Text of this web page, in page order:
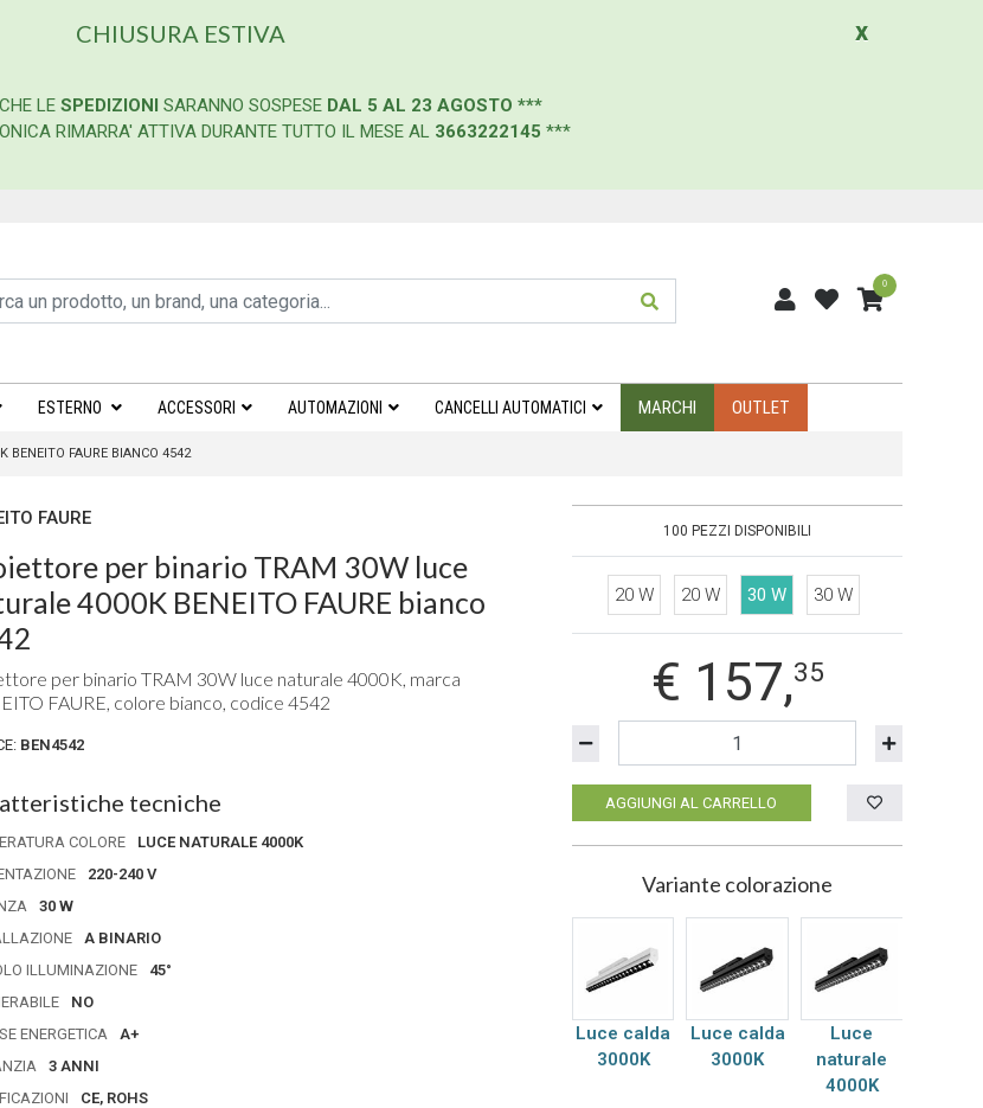
x
CHIUSURA ESTIVA
LE SPEDIZIONI SARANNO SOSPESE DAL 5 AL 23 AGOSTO ***
RIMARRA' ATTIVA DURANTE TUTTO IL MESE AL 3663222145 ***
0
ESTERNO ACCESSORI AUTOMAZIONI CANCELLI AUTOMATICI MARCHI OUTLET
BENEITO FAURE BIANCO 4542
FAURE
4000K BENEITO FAURE bianco
per binario TRAM 30W luce naturale 4000K, marca
FAURE, colore bianco, codice 4542
BEN4542
tecniche
COLORE
LUCE NATURALE 4000K
220-240 V
30 W
A BINARIO
ILLUMINAZIONE
45°
NO
ENERGETICA
A+
3 ANNI
CE, ROHS
100 PEZZI DISPONIBILI
20 W 20 W 30 W 30 W
€ 157,35
AGGIUNGI AL CARRELLO
Variante colorazione
Luce calda
3000K
Luce calda
3000K
Luce
naturale
4000K